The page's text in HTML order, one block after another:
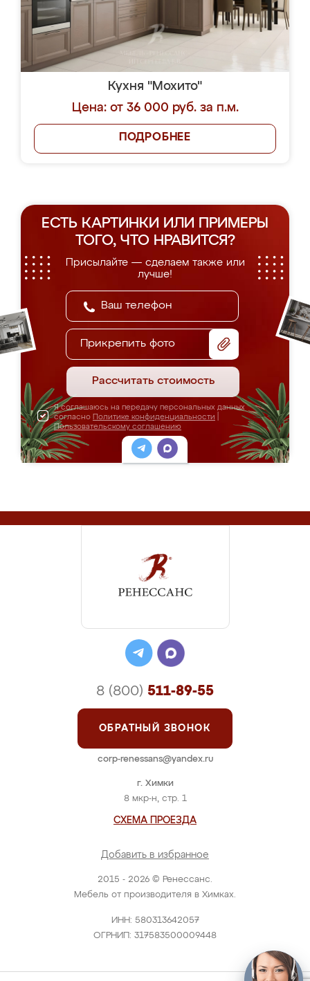
Кухня "Мохито"
Цена: от 36 000 руб. за п.м.
ПОДРОБНЕЕ
ЕСТЬ КАРТИНКИ ИЛИ ПРИМЕРЫ
ТОГО, ЧТО НРАВИТСЯ?
Присылайте — сделаем также или
лучше!
Прикрепить фото
Рассчитать стоимость
Я соглашаюсь на передачу персональных данных
согласно Политике конфиденциальности
Пользовательскому соглашению
2015 - 2026 © Ренессанс.
Мебель от производителя в Химках.
ИНН: 580313642057
ОГРНИП: 317583500009448
г. Химки
8 мкр-н, стр. 1
СХЕМА ПРОЕЗДА
Добавить в избранное
8 (800) 511-89-55
ОБРАТНЫЙ ЗВОНОК
corp-renessans@yandex.ru